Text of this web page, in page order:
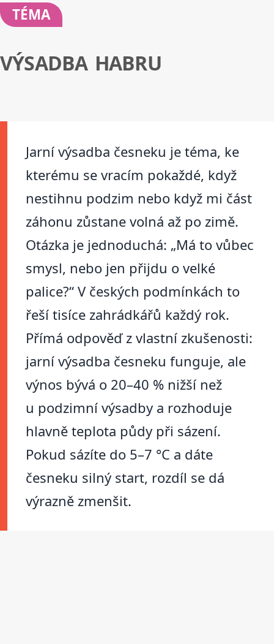
TÉMA
VÝSADBA HABRU
Jarní výsadba česneku je téma, ke
kterému se vracím pokaždé, když
nestihnu podzim nebo když mi část
záhonu zůstane volná až po zimě.
Otázka je jednoduchá: „Má to vůbec
smysl, nebo jen přijdu o velké
palice?“ V českých podmínkách to
řeší tisíce zahrádkářů každý rok.
Přímá odpověď z vlastní zkušenosti:
jarní výsadba česneku funguje, ale
výnos bývá o 20–40 % nižší než
u podzimní výsadby a rozhoduje
hlavně teplota půdy při sázení.
Pokud sázíte do 5–7 °C a dáte
česneku silný start, rozdíl se dá
výrazně zmenšit.